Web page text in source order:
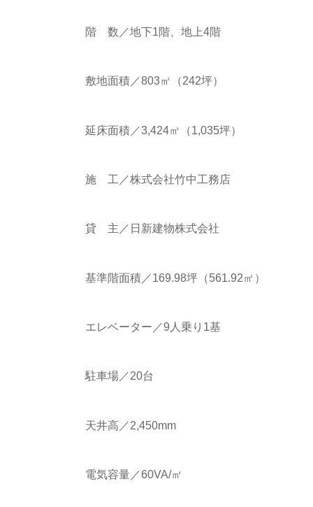
階 数／地下1階、地上4階
敷地面積／803㎡（242坪）
延床面積／3,424㎡（1,035坪）
施 工／株式会社竹中工務店
貸 主／日新建物株式会社
基準階面積／169.98坪（561.92㎡）
エレベーター／9人乗り1基
駐車場／20台
天井高／2,450mm
電気容量／60VA/㎡